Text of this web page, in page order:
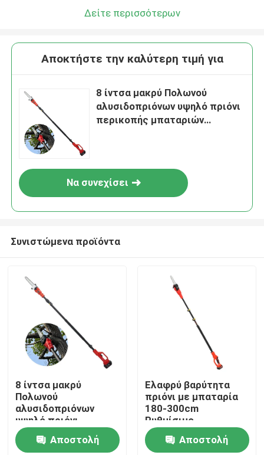
Προϊόντα
Βίντεο
Δείτε περισσότερων
Αποκτήστε την καλύτερη τιμή για
8 ίντσα μακρύ Πολωνού
αλυσιδοπριόνων υψηλό πριόνι
περικοπής μπαταριών
Να συνεχίσει
Συνιστώμενα προϊόντα
8 ίντσα μακρύ
Πολωνού
αλυσιδοπριόνων
υψηλό πριόνι
περικοπής
μπαταριώνΑποστολή
Ελαφρύ βαρύτητα
πριόνι με μπαταρία
180-300cm
Ρυθμίσιμο
τηλεσκοπικό
αλυσοπρίονο
Αποστολή